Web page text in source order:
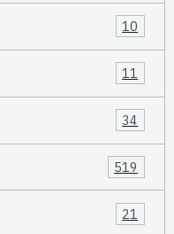
10
11
34
519
21